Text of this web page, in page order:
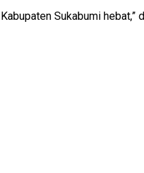
Sukabumi